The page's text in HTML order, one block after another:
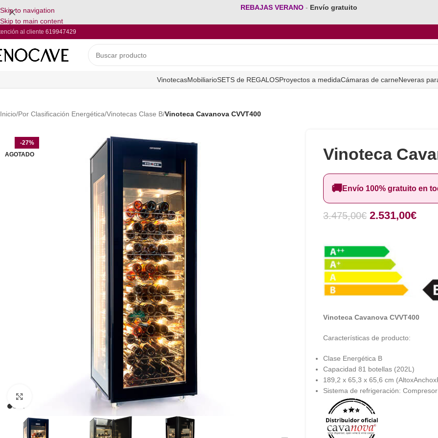
Skip to navigation
Skip to main content
REBAJAS VERANO - Envío gratuito
al cliente 619947429
VinotecasMobiliarioSETS de REGALOSProyectos a medidaCámaras de carneNeveras
Inicio/Por Clasificación Energética/Vinotecas Clase B/Vinoteca Cavanova CVVT400
-27%
AGOTADO
Vinoteca
🚚Envío 100% gratuito en
3.475,00€ 2.531,00€
Vinoteca Cavanova CVVT400
Características de producto:
Clase Energética B
Capacidad 81 botellas (202L)
189,2 x 65,3 x 65,6 cm
Sistema de refrigeración: Compresor